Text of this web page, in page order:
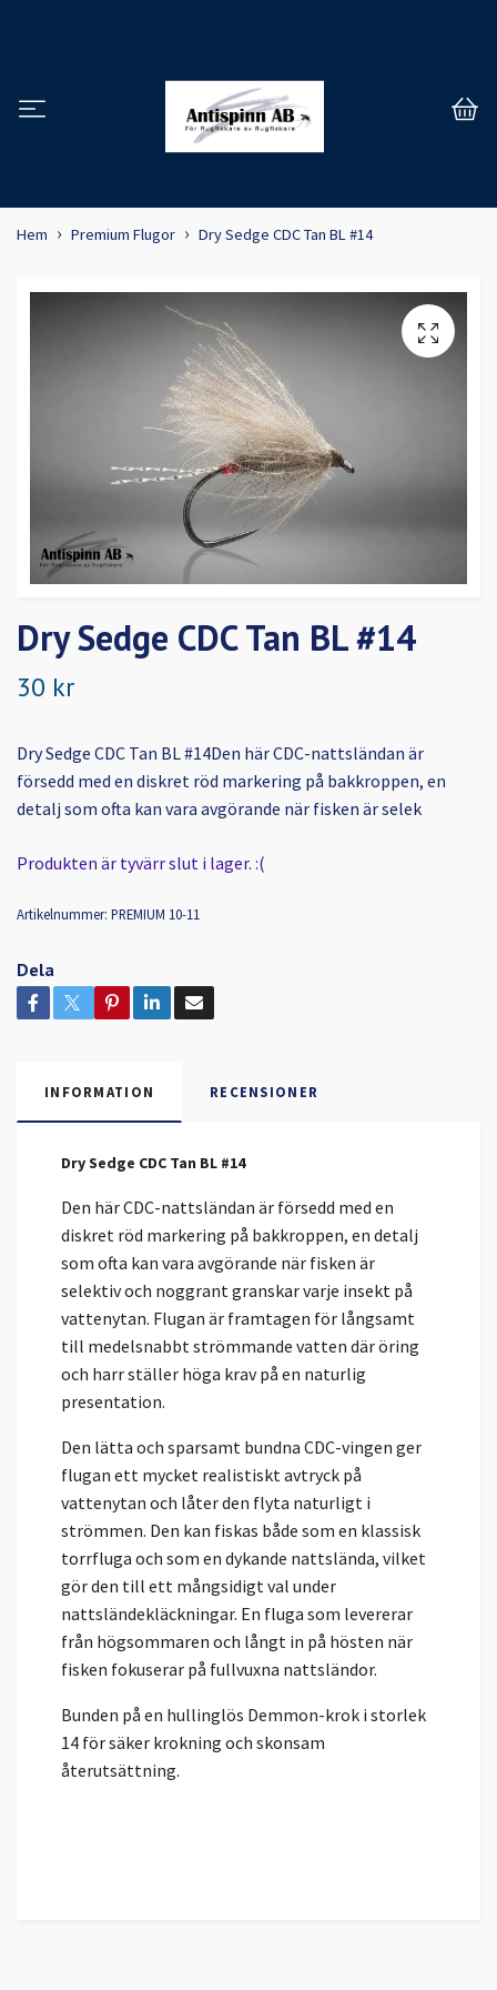
Hem Premium Flugor Dry Sedge CDC Tan BL #14
Dry Sedge CDC Tan BL #14
30 kr
Dry Sedge CDC Tan BL #14Den här CDC-nattsländan är
försedd med en diskret röd markering på bakkroppen, en
detalj som ofta kan vara avgörande när fisken är selek
Produkten är tyvärr slut i lager. :(
Artikelnummer: PREMIUM 10-11
Dela
INFORMATION RECENSIONER
Dry Sedge CDC Tan BL #14
Den här CDC-nattsländan är försedd med en
diskret röd markering på bakkroppen, en detalj
som ofta kan vara avgörande när fisken är
selektiv och noggrant granskar varje insekt på
vattenytan. Flugan är framtagen för långsamt
till medelsnabbt strömmande vatten där öring
och harr ställer höga krav på en naturlig
presentation.
Den lätta och sparsamt bundna CDC-vingen ger
flugan ett mycket realistiskt avtryck på
vattenytan och låter den flyta naturligt i
strömmen. Den kan fiskas både som en klassisk
torrfluga och som en dykande nattslända, vilket
gör den till ett mångsidigt val under
nattsländekläckningar. En fluga som levererar
från högsommaren och långt in på hösten när
fisken fokuserar på fullvuxna nattsländor.
Bunden på en hullinglös Demmon-krok i storlek
14 för säker krokning och skonsam
återutsättning.